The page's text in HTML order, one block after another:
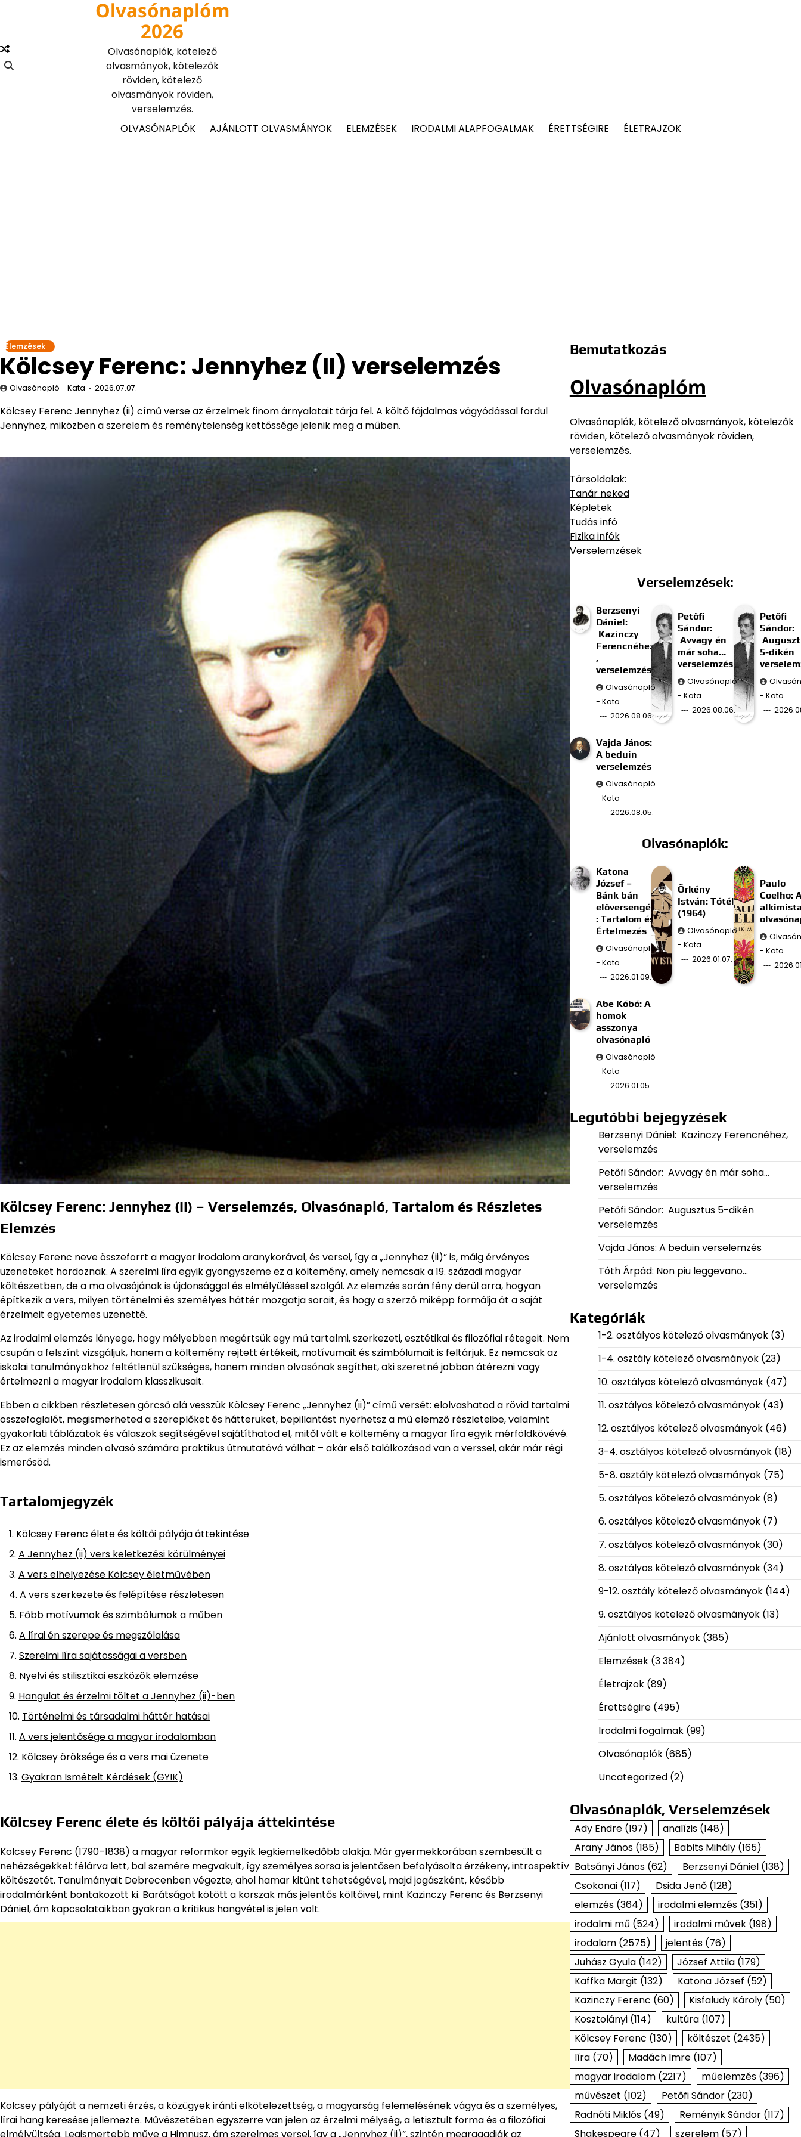
Olvasónaplóm
2026
Olvasónaplók, kötelező
olvasmányok, kötelezők
röviden, kötelező
olvasmányok röviden,
verselemzés.
OLVASÓNAPLÓK
AJÁNLOTT OLVASMÁNYOK ELEMZÉSEK IRODALMI ALAPFOGALMAK ÉRETTSÉGIRE ÉLETRAJZOK
Elemzések
Kölcsey Ferenc: Jennyhez (II) verselemzés
Olvasónapló - Kata 2026.07.07.
Kölcsey Ferenc Jennyhez (ii) című verse az érzelmek finom árnyalatait tárja fel. A költő fájdalmas vágyódással fordul
Jennyhez, miközben a szerelem és reménytelenség kettőssége jelenik meg a műben.
Kölcsey Ferenc: Jennyhez (II) – Verselemzés, Olvasónapló, Tartalom és Részletes
Elemzés
Kölcsey Ferenc neve összeforrt a magyar irodalom aranykorával, és versei, így a „Jennyhez (ii)” is, máig érvényes
üzeneteket hordoznak. A szerelmi líra egyik gyöngyszeme ez a költemény, amely nemcsak a 19. századi magyar
költészetben, de a ma olvasójának is újdonsággal és elmélyüléssel szolgál. Az elemzés során fény derül arra, hogyan
építkezik a vers, milyen történelmi és személyes háttér mozgatja sorait, és hogy a szerző miképp formálja át a saját
érzelmeit egyetemes üzenetté.
Az irodalmi elemzés lényege, hogy mélyebben megértsük egy mű tartalmi, szerkezeti, esztétikai és filozófiai rétegeit. Nem
csupán a felszínt vizsgáljuk, hanem a költemény rejtett értékeit, motívumait és szimbólumait is feltárjuk. Ez nemcsak az
iskolai tanulmányokhoz feltétlenül szükséges, hanem minden olvasónak segíthet, aki szeretné jobban átérezni vagy
értelmezni a magyar irodalom klasszikusait.
Ebben a cikkben részletesen górcső alá vesszük Kölcsey Ferenc „Jennyhez (ii)” című versét: elolvashatod a rövid tartalmi
összefoglalót, megismerheted a szereplőket és hátterüket, bepillantást nyerhetsz a mű elemző részleteibe, valamint
gyakorlati táblázatok és válaszok segítségével sajátíthatod el, mitől vált e költemény a magyar líra egyik mérföldkövévé.
Ez az elemzés minden olvasó számára praktikus útmutatóvá válhat – akár első találkozásod van a verssel, akár már régi
ismerősöd.
Tartalomjegyzék
Kölcsey Ferenc élete és költői pályája áttekintése
A Jennyhez (ii) vers keletkezési körülményei
A vers elhelyezése Kölcsey életművében
A vers szerkezete és felépítése részletesen
Főbb motívumok és szimbólumok a műben
A lírai én szerepe és megszólalása
Szerelmi líra sajátosságai a versben
Nyelvi és stilisztikai eszközök elemzése
Hangulat és érzelmi töltet a Jennyhez (ii)-ben
Történelmi és társadalmi háttér hatásai
A vers jelentősége a magyar irodalomban
Kölcsey öröksége és a vers mai üzenete
Gyakran Ismételt Kérdések (GYIK)
Kölcsey Ferenc élete és költői pályája áttekintése
Kölcsey Ferenc (1790–1838) a magyar reformkor egyik legkiemelkedőbb alakja. Már gyermekkorában szembesült a
nehézségekkel: félárva lett, bal szemére megvakult, így személyes sorsa is jelentősen befolyásolta érzékeny, introspektív
költészetét. Tanulmányait Debrecenben végezte, ahol hamar kitűnt tehetségével, majd jogászként, később
irodalmárként bontakozott ki. Barátságot kötött a korszak más jelentős költőivel, mint Kazinczy Ferenc és Berzsenyi
Dániel, ám kapcsolataikban gyakran a kritikus hangvétel is jelen volt.
Kölcsey pályáját a nemzeti érzés, a közügyek iránti elkötelezettség, a magyarság felemelésének vágya és a személyes,
lírai hang keresése jellemezte. Művészetében egyszerre van jelen az érzelmi mélység, a letisztult forma és a filozófiai
Bemutatkozás
Olvasónaplóm
Olvasónaplók, kötelező olvasmányok, kötelezők
röviden, kötelező olvasmányok röviden,
verselemzés.
Társoldalak:
Tanár neked
Képletek
Tudás infó
Fizika infók
Verselemzések
Verselemzések:
Berzsenyi
Dániel:
Kazinczy
Ferencnéhez
,
verselemzés
Olvasónapló
- Kata
2026.08.06.
Petőfi
Sándor:
Avvagy én
már soha…
verselemzés
Olvasónapló
- Kata
2026.08.06.
Petőfi
Sándor:
5-dikén
- Kata
Vajda János:
A beduin
verselemzés
Olvasónapló
- Kata
2026.08.05.
Olvasónaplók:
Katona
József –
Bánk bán
előversengés
: Tartalom és
Értelmezés
Olvasónapló
- Kata
2026.01.09.
Örkény
István: Tóték
(1964)
Olvasónapló
- Kata
2026.01.07.
Paulo
Coelho:
- Kata
Abe Kóbó: A
homok
asszonya
olvasónapló
Olvasónapló
- Kata
2026.01.05.
Legutóbbi bejegyzések
Berzsenyi Dániel: Kazinczy Ferencnéhez,
verselemzés
Petőfi Sándor: Avvagy én már soha…
verselemzés
Petőfi Sándor: Augusztus 5-dikén
verselemzés
Vajda János: A beduin verselemzés
Tóth Árpád: Non piu leggevano…
verselemzés
Kategóriák
1-2. osztályos kötelező olvasmányok(3)
1-4. osztály kötelező olvasmányok(23)
10. osztályos kötelező olvasmányok(47)
11. osztályos kötelező olvasmányok(43)
12. osztályos kötelező olvasmányok(46)
3-4. osztályos kötelező olvasmányok(18)
5-8. osztály kötelező olvasmányok(75)
5. osztályos kötelező olvasmányok(8)
6. osztályos kötelező olvasmányok(7)
7. osztályos kötelező olvasmányok(30)
8. osztályos kötelező olvasmányok(34)
9-12. osztály kötelező olvasmányok(144)
9. osztályos kötelező olvasmányok(13)
Ajánlott olvasmányok(385)
Elemzések(3 384)
Életrajzok(89)
Érettségire(495)
Irodalmi fogalmak(99)
Olvasónaplók(685)
Uncategorized(2)
Olvasónaplók, Verselemzések
Ady Endre(197) analízis(148)
Arany János(185) Babits Mihály(165)
Batsányi János(62) Berzsenyi Dániel(138)
Csokonai(117) Dsida Jenő(128)
elemzés(364) irodalmi elemzés(351)
irodalmi mű (524) irodalmi művek(198)
irodalom(2575) jelentés(76)
Juhász Gyula(142) József Attila(179)
Kaffka Margit (132) Katona József (52)
Kazinczy Ferenc (60) Kisfaludy Károly(50)
Kosztolányi(114) kultúra(107)
Kölcsey Ferenc (130) költészet (2435)
líra(70) Madách Imre(107)
magyar irodalom(2217) műelemzés(396)
művészet (102) Petőfi Sándor(230)
Radnóti Miklós(49) Reményik Sándor(117)
Shakespeare(47) szerelem(57)